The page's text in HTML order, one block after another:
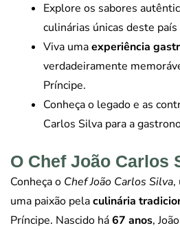
Explore os sabores
culinárias únicas deste país
Viva umaexperiência
verdadeiramente
Príncipe.
Conheça o legado e as
Carlos Silva para a
O Chef João Carlos
Conheça o Chef João Carlos Silva,
uma paixão pelaculinária
Príncipe. Nascido há67 anos,